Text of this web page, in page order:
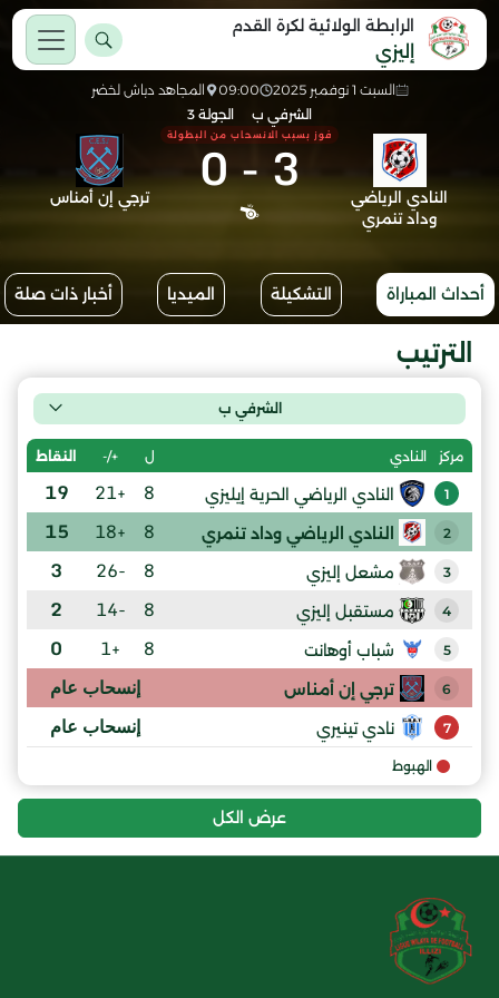
الرابطة الولائية لكرة القدم
إليزي
السبت 1 نوفمبر 2025 09:00
المجاهد دباش لخضر
الشرفي ب
الجولة 3
النادي الرياضي
وداد تنمري
3
-
0
فوز بسبب الانسحاب من البطولة
ترجي إن أمناس
أحداث المباراة التشكيلة الميديا أخبار ذات صلة
الترتيب
الشرفي ب
مركز النادي ل +/- النقاط
1 النادي الرياضي الحرية إيليزي 8
+21
19
2 النادي الرياضي وداد تنمري 8
+18
15
3 مشعل إليزي 8
-26
3
4 مستقبل إليزي 8
-14
2
5 شباب أوهانت 8
+1
0
6 ترجي إن أمناس إنسحاب عام
7 نادي تينيري إنسحاب عام
الهبوط
عرض الكل